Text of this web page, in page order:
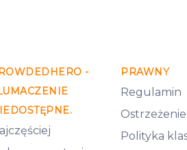
-
PRAWNY
Regulamin
Polityka